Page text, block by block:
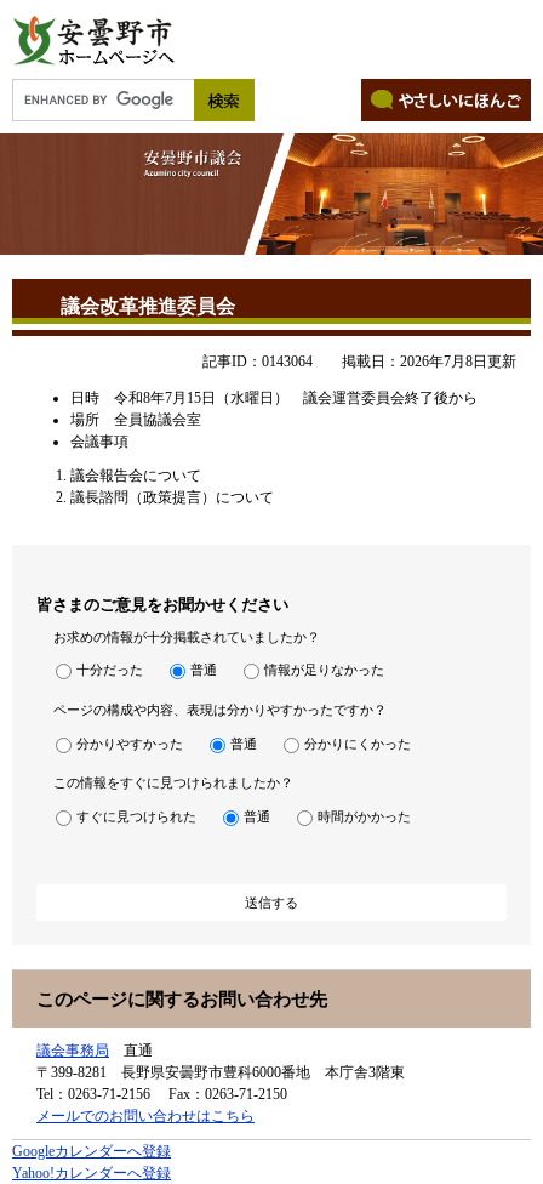
議会改革推進委員会
記事ID：0143064 掲載日：2026年7月8日更新
日時 令和8年7月15日（水曜日） 議会運営委員会終了後から
場所 全員協議会室
会議事項
​​​議会報告会について
議長諮問（政策提言）について
皆さまのご意見をお聞かせください
お求めの情報が十分掲載されていましたか？
十分だった 普通 情報が足りなかった
ページの構成や内容、表現は分かりやすかったですか？
分かりやすかった 普通 分かりにくかった
この情報をすぐに見つけられましたか？
すぐに見つけられた 普通 時間がかかった
このページに関するお問い合わせ先
議会事務局
直通
〒399-8281
長野県安曇野市豊科6000番地 本庁舎3階東
Tel：0263-71-2156
Fax：0263-71-2150
メールでのお問い合わせはこちら
Googleカレンダーへ登録
Yahoo!カレンダーへ登録